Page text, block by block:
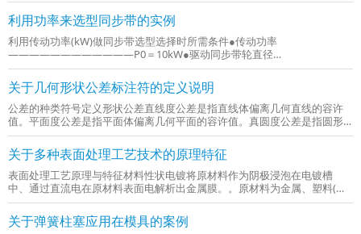
200rpm●同步带轮包角———————————θ＝180°●轴间距离
—————...
利用功率来选型同步带的实例
利用传动功率(kW)做同步带选型选择时所需条件●传动功率
————————————P0＝10kW●驱动同步带轮直径
————————d≒∅75●驱动同步带轮回转数——————n1＝
2000rpm(减速比1:2）●同步带轮包角———————————θ＝173°●轴
间...
关于几何形状公差标注符的定义说明
公差的种类符号定义形状公差直线度公差是指直线体偏离几何直线的容许
值。平面度公差是指平面体偏离几何平面的容许值。真圆度公差是指圆形
体偏离几何圆的容许值。圆柱度公差是指圆柱体偏离几何圆的容许值。线
轮廓度公差是指线轮廓偏离由理论正确尺寸规定的几何轮廓的容许值。面
轮廓...
关于多种表面处理工艺技术的原理特征
表面处理工艺原理与特征材料性状电镀将原材料作为阴极浸泡在电镀槽
中、通过直流电在原材料表面电解析出金属膜。。原材料为金属、塑料(通
过无电解电镀使其导电、然后进行电镀)。装饰用为1μm以下、防腐用与工
业用为1-数十μm以上、多会残留针孔。热浸镀将原材料浸入到熔融金...
关于弹簧柱塞应用在模具的案例